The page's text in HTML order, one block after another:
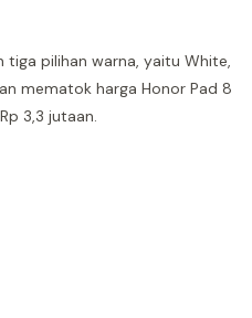
tiga pilihan warna, yaitu White,
mematok harga Honor Pad 8
3,3 jutaan.